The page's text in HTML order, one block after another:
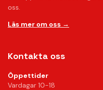
oss.
Läs mer om oss →
Kontakta oss
Öppettider
Vardagar 10-18